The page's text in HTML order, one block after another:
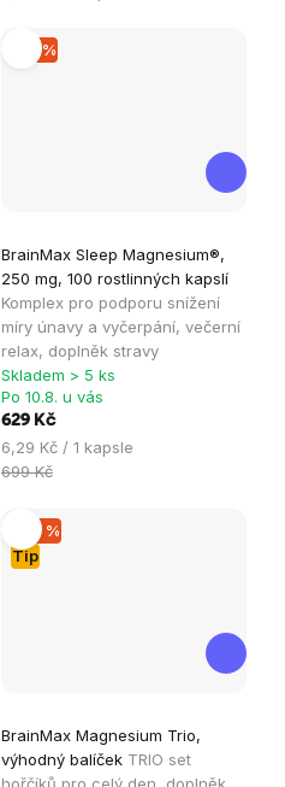
–10 %
BrainMax Sleep Magnesium®,
250 mg, 100 rostlinných kapslí
Komplex pro podporu snížení
míry únavy a vyčerpání, večerní
relax, doplněk stravy
hodnocení
produktu
je
4,8
z
5
hvězdiček.
Skladem > 5 ks
Po 10.8. u vás
629 Kč
Měrná
cena:
6,29 Kč / 1 kapsle
699 Kč
Tip
–20 %
BrainMax Magnesium Trio,
výhodný balíček TRIO set
hodnocení
produktu